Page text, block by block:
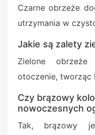
Czarne obrzeże
utrzymania w
Jakie są zalety
Zielone
otoczenie, tworząc
Czy brązowy
nowoczesnych
Tak, brązowy